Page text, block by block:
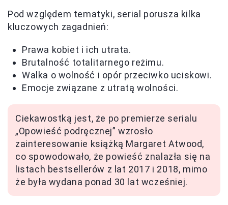
Pod względem tematyki, serial porusza kilka
kluczowych zagadnień:
Prawa kobiet i ich utrata.
Brutalność totalitarnego reżimu.
Walka o wolność i opór przeciwko uciskowi.
Emocje związane z utratą wolności.
Ciekawostką jest, że po premierze serialu
„Opowieść podręcznej” wzrosło
zainteresowanie książką Margaret Atwood,
co spowodowało, że powieść znalazła się na
listach bestsellerów z lat 2017 i 2018, mimo
że była wydana ponad 30 lat wcześniej.